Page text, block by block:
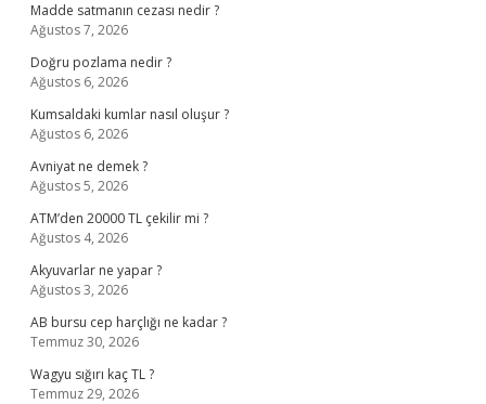
Madde satmanın cezası nedir ?
Ağustos 7, 2026
Doğru pozlama nedir ?
Ağustos 6, 2026
Kumsaldaki kumlar nasıl oluşur ?
Ağustos 6, 2026
Avniyat ne demek ?
Ağustos 5, 2026
ATM’den 20000 TL çekilir mi ?
Ağustos 4, 2026
Akyuvarlar ne yapar ?
Ağustos 3, 2026
AB bursu cep harçlığı ne kadar ?
Temmuz 30, 2026
Wagyu sığırı kaç TL ?
Temmuz 29, 2026